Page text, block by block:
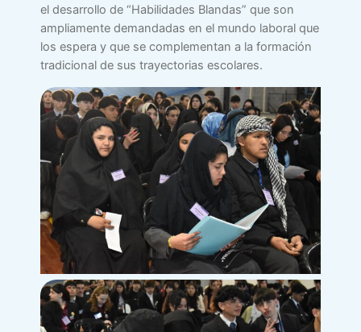
el desarrollo de “Habilidades Blandas” que son
ampliamente demandadas en el mundo laboral que
los espera y que se complementan a la formación
tradicional de sus trayectorias escolares.